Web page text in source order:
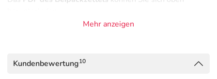
Mehr anzeigen
Kundenbewertung10